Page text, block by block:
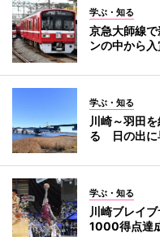
学ぶ・知る
京急大師線
ンの中から
学ぶ・知る
川崎～羽田
る 日の出に
学ぶ・知る
川崎ブレイ
1000得点達